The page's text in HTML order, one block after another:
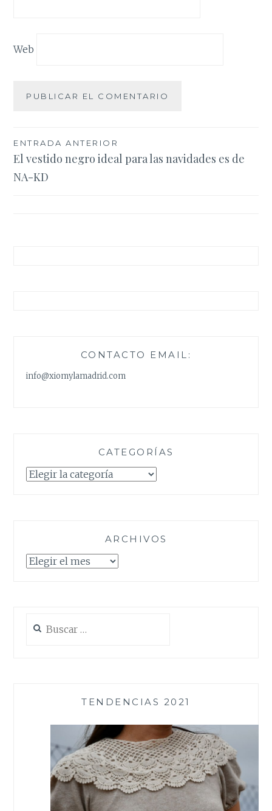
Web
Navegación
de
ENTRADA ANTERIOR
El vestido negro ideal para las navidades es de
NA-KD
CONTACTO EMAIL:
info@xiomylamadrid.com
CATEGORÍAS
Categorías
ARCHIVOS
Archivos
TENDENCIAS 2021